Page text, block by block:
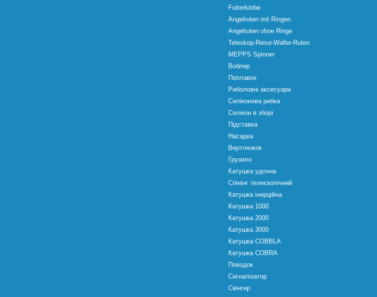
Futterkörbe
Angelruten mit Ringen
Angelruten ohne Ringe
Teleskop-Reise-Waller-Ruten
MEPPS Spinner
Воблер
Поплавок
Риболовні аксесуари
Силіконова рибка
Силікон в зборі
Підставка
Насадка
Вертлюжок
Грузило
Катушка удочна
Спінінг телескопічний
Катушка інерційна
Катушка 1000
Катушка 2000
Катушка 3000
Катушка COBBLA
Катушка COBRA
Поводок
Сигналізатор
Свінгер